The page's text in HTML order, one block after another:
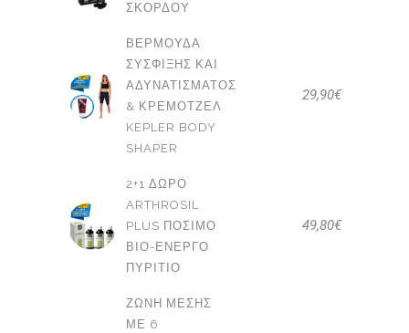
ΣΚΌΡΔΟΥ
ΒΕΡΜΟΎΔΑ
ΣΎΣΦΙΞΗΣ ΚΑΙ
ΑΔΥΝΑΤΊΣΜΑΤΟΣ
& ΚΡΕΜΟΤΖΈΛ
KEPLER BODY
SHAPER
29,90€
2+1 ΔΩΡΟ
ARTHROSIL
PLUS ΠΌΣΙΜΟ
ΒΙΟ-ΕΝΕΡΓΌ
ΠΥΡΊΤΙΟ
49,80€
ΖΏΝΗ ΜΈΣΗΣ
ΜΕ 6